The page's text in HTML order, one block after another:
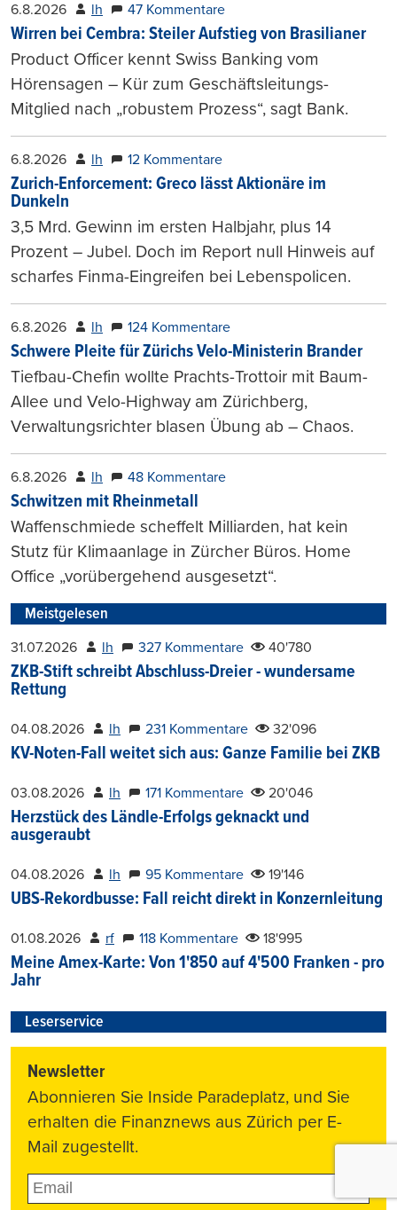
6.8.2026 lh 47 Kommentare
Wirren bei Cembra: Steiler Aufstieg von Brasilianer
Product Officer kennt Swiss Banking vom
Hörensagen – Kür zum Geschäftsleitungs-
Mitglied nach „robustem Prozess“, sagt Bank.
6.8.2026 lh 12 Kommentare
Zurich-Enforcement: Greco lässt Aktionäre im
Dunkeln
3,5 Mrd. Gewinn im ersten Halbjahr, plus 14
Prozent – Jubel. Doch im Report null Hinweis auf
scharfes Finma-Eingreifen bei Lebenspolicen.
6.8.2026 lh 124 Kommentare
Schwere Pleite für Zürichs Velo-Ministerin Brander
Tiefbau-Chefin wollte Prachts-Trottoir mit Baum-
Allee und Velo-Highway am Zürichberg,
Verwaltungsrichter blasen Übung ab – Chaos.
6.8.2026 lh 48 Kommentare
Schwitzen mit Rheinmetall
Waffenschmiede scheffelt Milliarden, hat kein
Stutz für Klimaanlage in Zürcher Büros. Home
Office „vorübergehend ausgesetzt“.
Meistgelesen
31.07.2026 lh 327 Kommentare 40'780
ZKB-Stift schreibt Abschluss-Dreier - wundersame
Rettung
04.08.2026 lh 231 Kommentare 32'096
KV-Noten-Fall weitet sich aus: Ganze Familie bei ZKB
03.08.2026 lh 171 Kommentare 20'046
Herzstück des Ländle-Erfolgs geknackt und
ausgeraubt
04.08.2026 lh 95 Kommentare 19'146
UBS-Rekordbusse: Fall reicht direkt in Konzernleitung
01.08.2026 rf 118 Kommentare 18'995
Meine Amex-Karte: Von 1'850 auf 4'500 Franken - pro
Jahr
Leserservice
Newsletter
Abonnieren Sie Inside Paradeplatz, und Sie
erhalten die Finanznews aus Zürich per E-
Mail zugestellt.